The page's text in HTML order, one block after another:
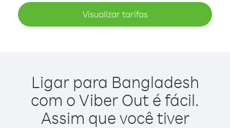
Visualizar tarifas
Ligar para Bangladesh
com o Viber Out é fácil.
Assim que você tiver